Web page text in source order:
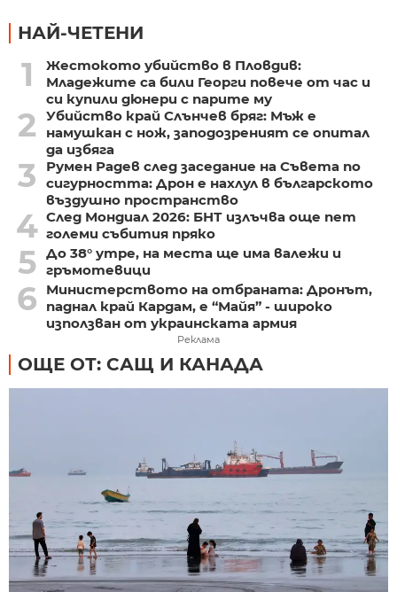
НАЙ-ЧЕТЕНИ
1
Жестокото убийство в Пловдив:
Младежите са били Георги повече от час и
си купили дюнери с парите му
2
Убийство край Слънчев бряг: Мъж е
намушкан с нож, заподозреният се опитал
да избяга
3
Румен Радев след заседание на Съвета по
сигурността: Дрон е нахлул в българското
въздушно пространство
4 След Мондиал 2026: БНТ излъчва още пет
големи събития пряко
5 До 38° утре, на места ще има валежи и
гръмотевици
6
Министерството на отбраната: Дронът,
паднал край Кардам, е “Майя” - широко
използван от украинската армия
Реклама
ОЩЕ ОТ: САЩ И КАНАДА